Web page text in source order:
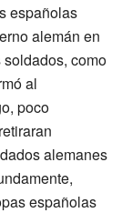
españolas
alemán en
como
al
poco
alemanes
españolas